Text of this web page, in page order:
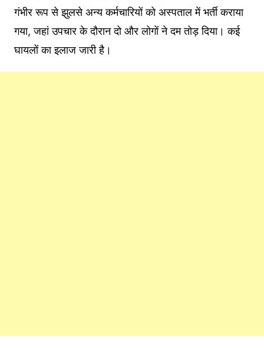
गंभीर रूप से झुलसे अन्य कर्मचारियों को अस्पताल में भर्ती कराया
गया, जहां उपचार के दौरान दो और लोगों ने दम तोड़ दिया। कई
घायलों का इलाज जारी है।